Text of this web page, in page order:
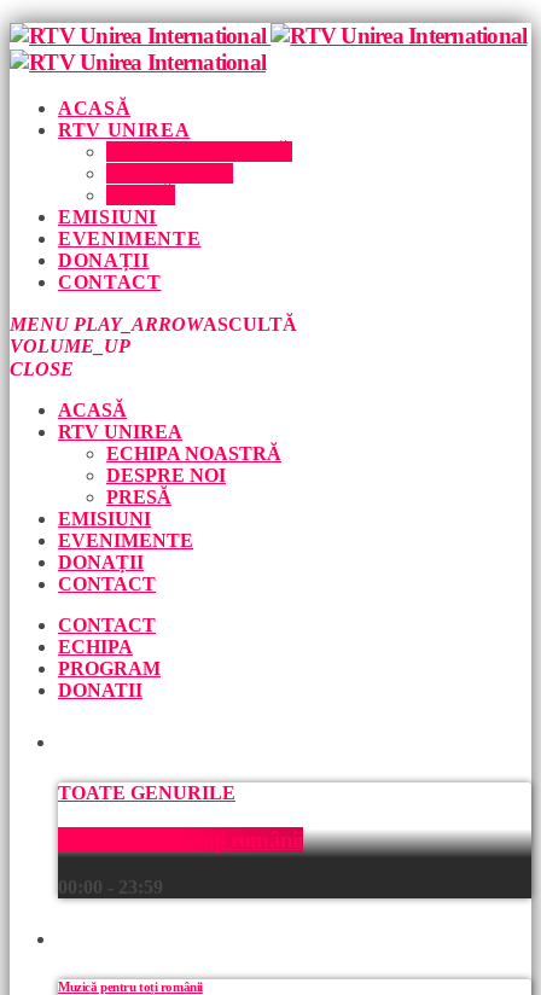
ACASĂ
RTV UNIREA
EMISIUNI
EVENIMENTE
DONAȚII
CONTACT
MENU PLAY_ARROWASCULTĂ
VOLUME_UP
CLOSE
ACASĂ
RTV UNIREA
ECHIPA NOASTRĂ
DESPRE NOI
PRESĂ
EMISIUNI
EVENIMENTE
DONAȚII
CONTACT
CONTACT
ECHIPA
PROGRAM
DONATII
TOATE GENURILE
Muzică pentru toți românii
00:00 - 23:59
Muzică pentru toți românii